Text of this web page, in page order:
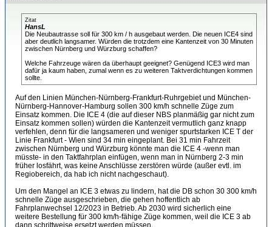
Zitat
HansL
Die Neubautrasse soll für 300 km / h ausgebaut werden. Die neuen ICE4 sind
aber deutlich langsamer. Würden die trotzdem eine Kantenzeit von 30 Minuten
zwischen Nürnberg und Würzburg schaffen?
Welche Fahrzeuge wären da überhaupt geeignet? Genügend ICE3 wird man
dafür ja kaum haben, zumal wenn es zu weiteren Taktverdichtungen kommen
sollte.
Auf den Linien München-Nürnberg-Frankfurt-Ruhrgebiet und München-
Nürnberg-Hannover-Hamburg sollen 300 km/h schnelle Züge zum
Einsatz kommen. Die ICE 4 (die auf dieser NBS planmäßig gar nicht zum
Einsatz kommen sollen) würden die Kantenzeit vermutlich ganz knapp
verfehlen, denn für die langsameren und weniger spurtstarken ICE T der
Linie Frankfurt - Wien sind 34 min eingeplant. Bei 31 min Fahrzeit
zwischen Nürnberg und Würzburg könnte man die ICE 4 -wenn man
müsste- in den Taktfahrplan einfügen, wenn man in Nürnberg 2-3 min
früher losfährt, was keine Anschlüsse zerstören würde (außer evtl. im
Regiobereich, da hab ich nicht nachgeschaut).
Um den Mangel an ICE 3 etwas zu lindern, hat die DB schon 30 300 km/h
schnelle Züge ausgeschrieben, die gehen hoffentlich ab
Fahrplanwechsel 12/2023 in Betrieb. Ab 2030 wird sicherlich eine
weitere Bestellung für 300 km/h-fähige Züge kommen, weil die ICE 3 ab
dann schrittweise ersetzt werden müssen.